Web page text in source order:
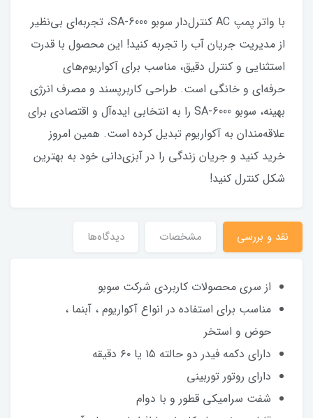
با واتر پمپ AC کنترل‌دار سوبو SA-6000، تجربه‌ای بی‌نظیر
از مدیریت جریان آب را تجربه کنید! این محصول با قدرت
استثنایی و کنترل دقیق، مناسب برای آکواریوم‌های
حرفه‌ای و خانگی است. طراحی کاربرپسند و مصرف انرژی
بهینه، سوبو SA-6000 را به انتخابی ایده‌آل و اقتصادی برای
علاقه‌مندان به آکواریوم تبدیل کرده است. همین امروز
خرید کنید و جریان زندگی را در آبزی‌دانی خود به بهترین
شکل کنترل کنید!
نقد و بررسی مشخصات دیدگاه‌ها
از سری محصولات کاربردی شرکت سوبو
مناسب برای استفاده در انواع آکواریوم ، آبنما ،
حوض و استخر
دارای دکمه فیدر دو حالته ۱۵ یا ۶۰ دقیقه
دارای روتور توربینی
شفت سرامیکی قطور و با دوام